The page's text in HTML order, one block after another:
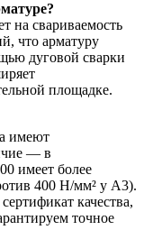
на свариваемость
что арматуру
дуговой сварки
площадке.
имеют
— в
имеет более
400 Н/мм² у А3).
качества,
точное